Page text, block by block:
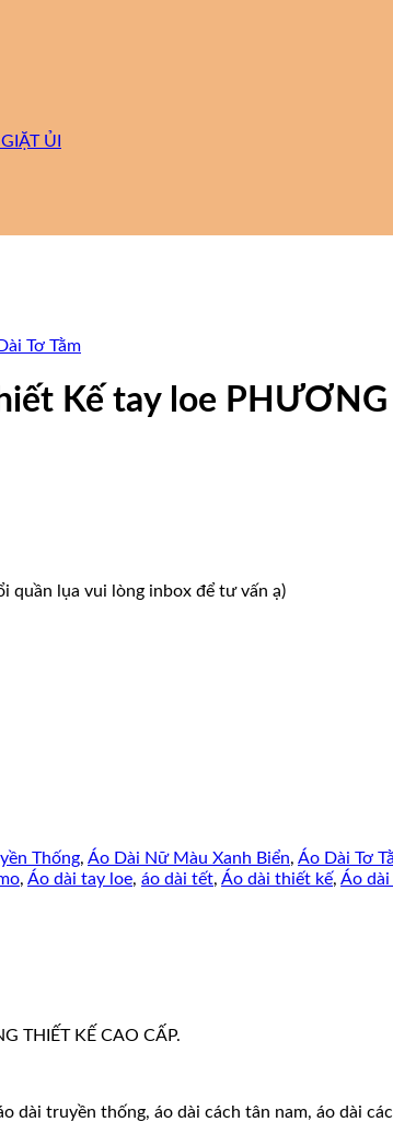
ỦI
Tơ Tằm
Kế tay loe
quần lụa vui lòng inbox để tư vấn ạ)
Thống, Áo Dài Nữ Màu Xanh Biển, Áo Dài Tơ
, Áo dài tay loe, áo dài tết, Áo dài thiết kế, Áo
THIẾT KẾ CAO CẤP.
dài truyền thống, áo dài cách tân nam, áo dài